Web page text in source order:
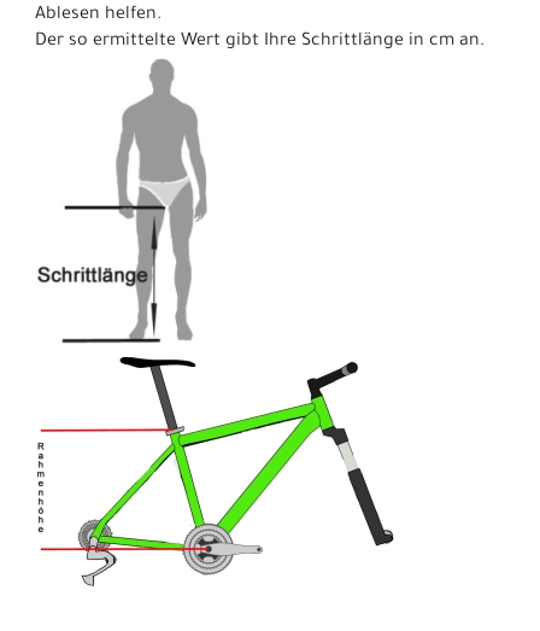
Ablesen helfen.
Der so ermittelte Wert gibt Ihre Schrittlänge in cm an.